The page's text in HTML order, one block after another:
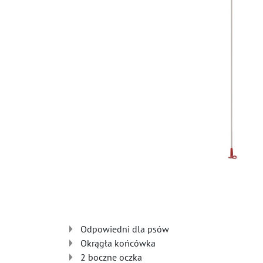
Odpowiedni dla psów
Okrągła końcówka
2 boczne oczka